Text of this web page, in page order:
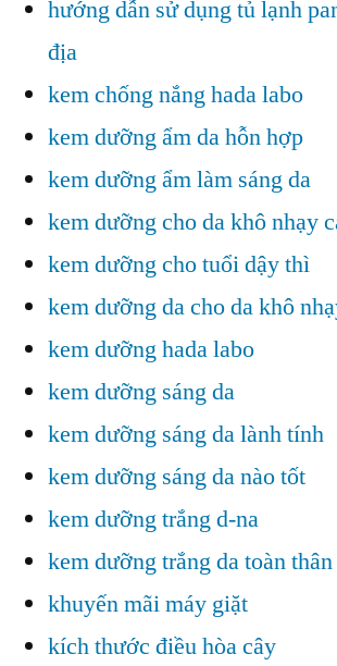
hướng dẫn sử dụng tủ lạnh
địa
kem chống nắng hada labo
kem dưỡng ẩm da hỗn hợp
kem dưỡng ẩm làm sáng da
kem dưỡng cho da khô nhạy
kem dưỡng cho tuổi dậy thì
kem dưỡng da cho da khô
kem dưỡng hada labo
kem dưỡng sáng da
kem dưỡng sáng da lành tính
kem dưỡng sáng da nào tốt
kem dưỡng trắng d-na
kem dưỡng trắng da toàn
khuyến mãi máy giặt
kích thước điều hòa cây